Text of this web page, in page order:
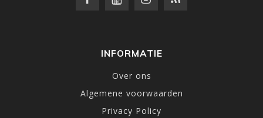
INFORMATIE
Over ons
Algemene voorwaarden
Privacy Policy